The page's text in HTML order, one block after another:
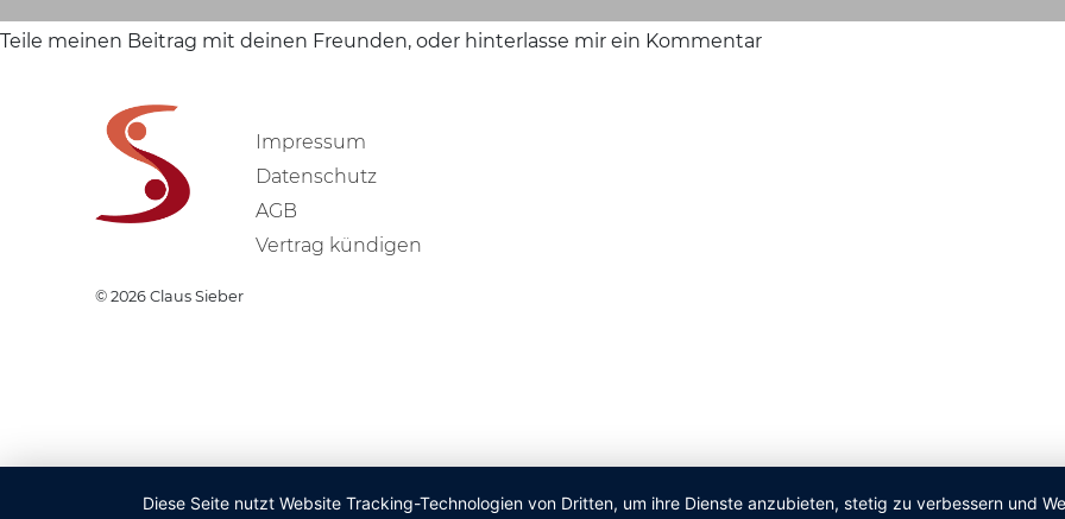
Teile meinen Beitrag mit deinen Freunden, oder hinterlasse mir ein Kommentar
Impressum
Datenschutz
AGB
Vertrag kündigen
© 2026 Claus Sieber
Diese Seite nutzt Website Tracking-Technologien von Dritten, um ihre Dienste anzubieten, stetig zu verbessern und